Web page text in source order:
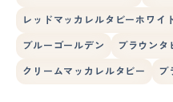
レッドマッカレルタビーホワイ
ブルーゴールデン ブラウンタ
クリームマッカレルタビー ブ